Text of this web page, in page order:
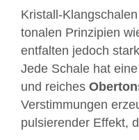
Kristall-
tonalen Prinzipien
entfalten jedoch
Jede Schale hat eine
und reiches
Verstimmungen
pulsierender Effekt,